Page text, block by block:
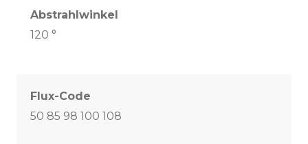
Abstrahlwinkel
120 °
Flux-Code
50 85 98 100 108